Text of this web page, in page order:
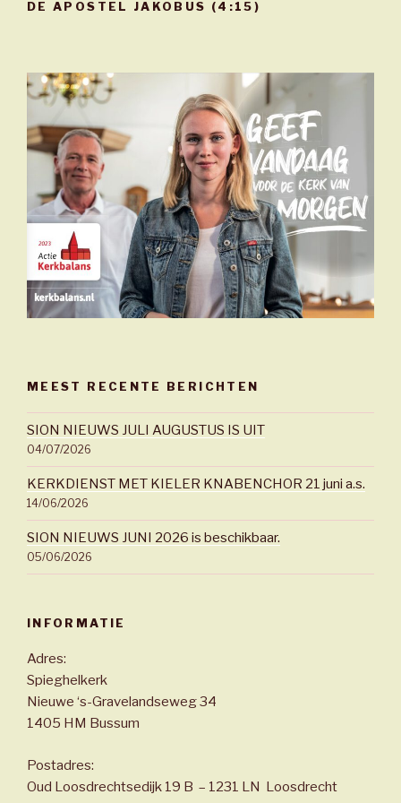
DE APOSTEL JAKOBUS (4:15)
MEEST RECENTE BERICHTEN
SION NIEUWS JULI AUGUSTUS IS UIT
04/07/2026
KERKDIENST MET KIELER KNABENCHOR 21 juni a.s.
14/06/2026
SION NIEUWS JUNI 2026 is beschikbaar.
05/06/2026
INFORMATIE
Adres:
Spieghelkerk
Nieuwe ‘s-Gravelandseweg 34
1405 HM Bussum
Postadres:
Oud Loosdrechtsedijk 19 B – 1231 LN Loosdrecht